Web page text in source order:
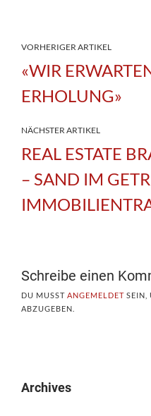
VORHERIGER ARTIKEL
«WIR
ERHOLUNG»
NÄCHSTER ARTIKEL
REAL ESTATE
– SAND IM
Schreibe einen
DU MUSST ANGEMELDET SEIN,
ABZUGEBEN.
Archives